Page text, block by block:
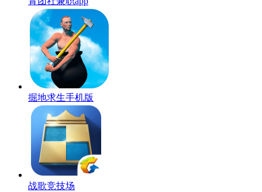
掘地求生手机版
战歌竞技场